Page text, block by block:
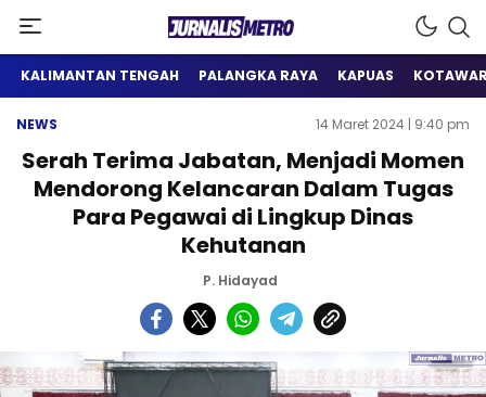
Jurnalis Metro
Satu Wadah Informasi
KALIMANTAN TENGAH PALANGKA RAYA KAPUAS
NEWS 14 Maret 2024 | 9:40 pm
Serah Terima Jabatan, Menjadi Momen
Mendorong Kelancaran Dalam Tugas
Para Pegawai di Lingkup Dinas
Kehutanan
P. Hidayad